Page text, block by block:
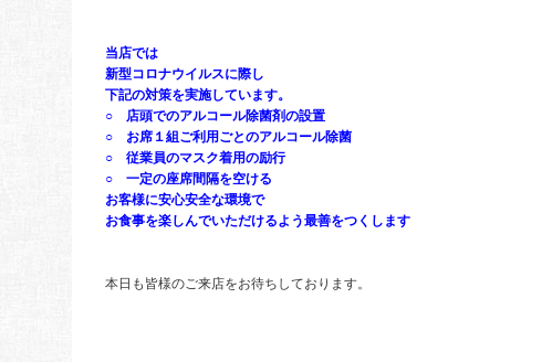
当店では
新型コロナウイルスに際し
下記の対策を実施しています。
○ 店頭でのアルコール除菌剤の設置
○ お席１組ご利用ごとのアルコール除菌
○ 従業員のマスク着用の励行
○ 一定の座席間隔を空ける
お客様に安心安全な環境で
お食事を楽しんでいただけるよう最善をつくします
本日も皆様のご来店をお待ちしております。